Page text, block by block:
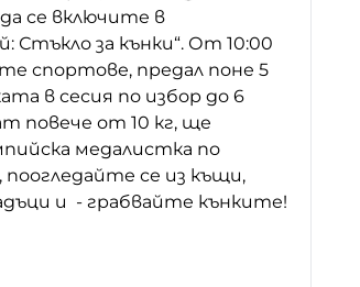
се включите в
Стъкло за кънки“. От 10:00
спортове, предал поне 5
в сесия по избор до 6
повече от 10 кг, ще
медалистка по
се из къщи,
и - грабвайте кънките!